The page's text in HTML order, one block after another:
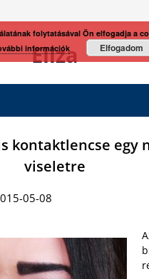
Eliza
kontaktlencse egy
viseletre
05-08
folytatásával Ön elfogadja a
információk Elfogadom